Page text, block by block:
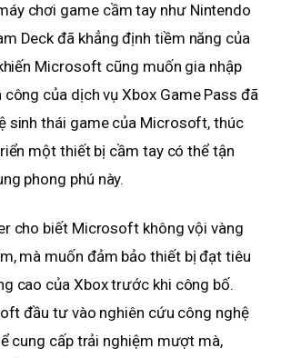
chơi game cầm tay như Nintendo
Deck đã khẳng định tiềm năng của
Microsoft cũng muốn gia nhập
công của dịch vụ Xbox Game Pass đã
sinh thái game của Microsoft, thúc
một thiết bị cầm tay có thể tận
phong phú này.
cho biết Microsoft không vội vàng
mà muốn đảm bảo thiết bị đạt tiêu
cao của Xbox trước khi công bố.
đầu tư vào nghiên cứu công nghệ
cung cấp trải nghiệm mượt mà,